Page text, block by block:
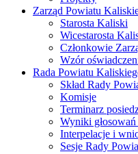
Zarząd Powiatu
Starosta Kaliski
Wicestarosta
Członkowie
Wzór
Rada Powiatu
Skład Rady
Komisje
Terminarz
Wyniki
Interpelacje i
Sesje Rady